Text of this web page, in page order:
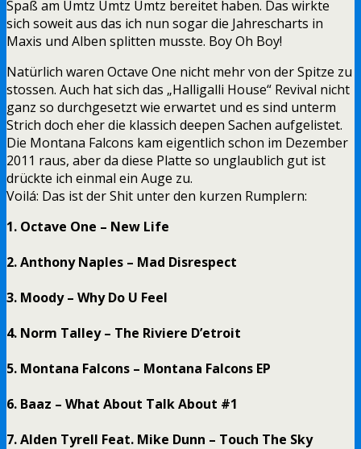
Spaß am Umtz Umtz Umtz bereitet haben. Das wirkte
sich soweit aus das ich nun sogar die Jahrescharts in
Maxis und Alben splitten musste. Boy Oh Boy!
Natürlich waren Octave One nicht mehr von der Spitze zu
stossen. Auch hat sich das „Halligalli House“ Revival nicht
ganz so durchgesetzt wie erwartet und es sind unterm
Strich doch eher die klassich deepen Sachen aufgelistet.
Die Montana Falcons kam eigentlich schon im Dezember
2011 raus, aber da diese Platte so unglaublich gut ist
drückte ich einmal ein Auge zu.
Voilá: Das ist der Shit unter den kurzen Rumplern:
1. Octave One – New Life
2. Anthony Naples – Mad Disrespect
3. Moody – Why Do U Feel
4. Norm Talley ‎– The Riviere D’etroit
5. Montana Falcons – Montana Falcons EP
6. Baaz – What About Talk About #1
7. Alden Tyrell Feat. Mike Dunn ‎– Touch The Sky